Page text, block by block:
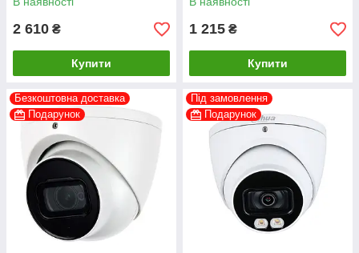
2 610 ₴
Купити
1 215 ₴
Купити
Безкоштовна доставка
Подарунок
Під замовлення
Подарунок